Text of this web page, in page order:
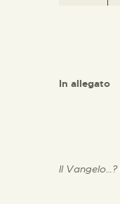
In allegato
Il Vangelo…?